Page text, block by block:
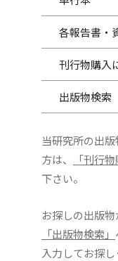
各報告書・
刊行物購入
出版物検索
当研究所の出
方は、
「刊行
下さい。
お探しの出版
「出版物検索」
入力してお探し